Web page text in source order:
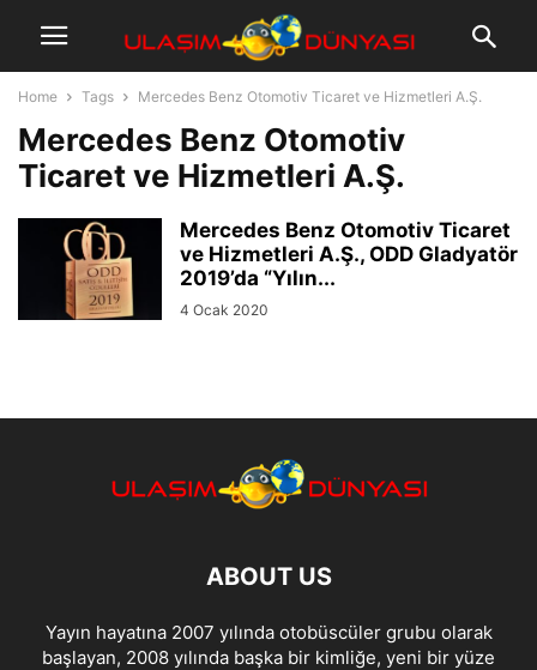
Home Tags Mercedes Benz Otomotiv Ticaret ve Hizmetleri A.Ş.
Mercedes Benz Otomotiv
Ticaret ve Hizmetleri A.Ş.
Mercedes Benz Otomotiv Ticaret
ve Hizmetleri A.Ş., ODD Gladyatör
2019’da “Yılın...
4 Ocak 2020
ABOUT US
Yayın hayatına 2007 yılında otobüscüler grubu olarak
başlayan, 2008 yılında başka bir kimliğe, yeni bir yüze